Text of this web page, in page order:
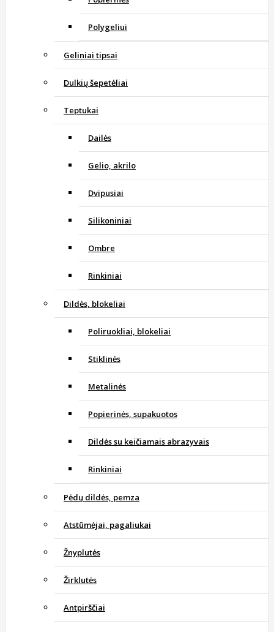
Polygeliui
Geliniai tipsai
Dulkių šepetėliai
Teptukai
Dailės
Gelio, akrilo
Dvipusiai
Silikoniniai
Ombre
Rinkiniai
Dildės, blokeliai
Poliruokliai, blokeliai
Stiklinės
Metalinės
Popierinės, supakuotos
Dildės su keičiamais abrazyvais
Rinkiniai
Pėdų dildės, pemza
Atstūmėjai, pagaliukai
Žnyplutės
Žirklutės
Antpirščiai